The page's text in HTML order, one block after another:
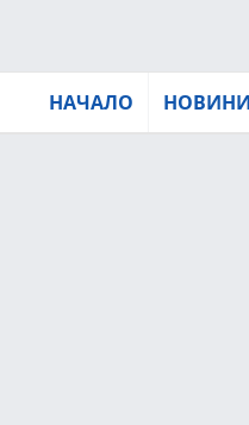
НАЧАЛО НОВИНИ